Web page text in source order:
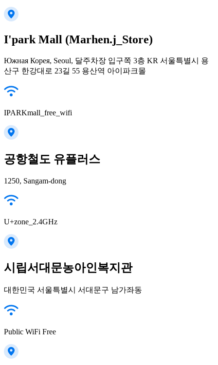
I'park Mall (Marhen.j_Store)
Южная Корея, Seoul, 달주차장 입구쪽 3층 KR 서울특별시 용
산구 한강대로 23길 55 용산역 아이파크몰
IPARKmall_free_wifi
공항철도 유플러스
1250, Sangam-dong
U+zone_2.4GHz
시립서대문농아인복지관
대한민국 서울특별시 서대문구 남가좌동
Public WiFi Free